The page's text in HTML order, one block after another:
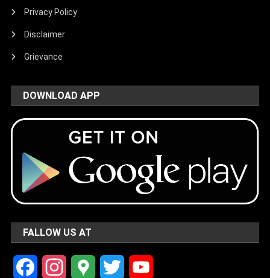
Privacy Policy
Disclaimer
Grievance
DOWNLOAD APP
FALLOW US AT
FacebookInstagramGoogle Twitter